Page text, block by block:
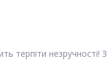
терпіти незручності! З